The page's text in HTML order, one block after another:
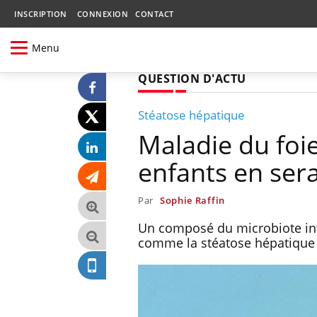
INSCRIPTION CONNEXION CONTACT
Menu
QUESTION D'ACTU
Stéatose hépatique
Maladie du
enfants en
Par Sophie Raffin
Un composé du microbiote
comme la stéatose